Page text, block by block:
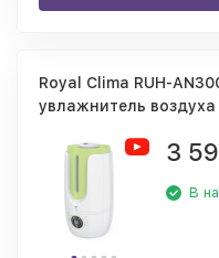
Royal Clima RUH-
увлажнитель
3
В